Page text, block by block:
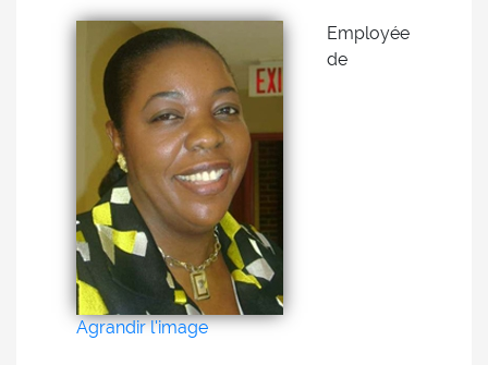
Agrandir l'image
Employée
de